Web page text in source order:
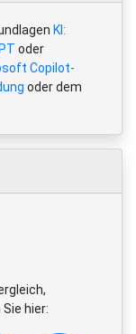
KI:
oder
Copilot-
oder dem
hier: